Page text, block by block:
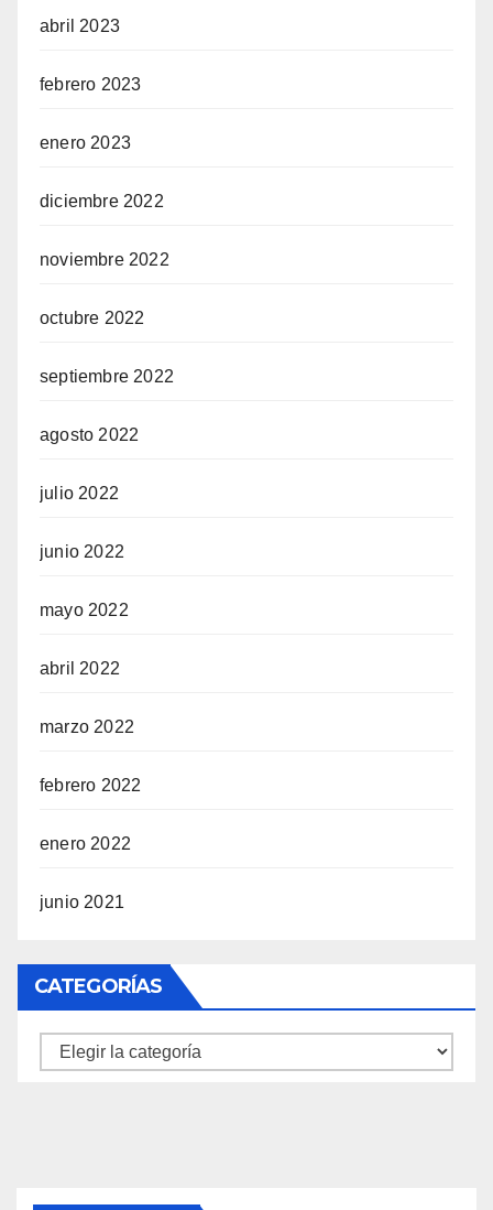
abril 2023
febrero 2023
enero 2023
diciembre 2022
noviembre 2022
octubre 2022
septiembre 2022
agosto 2022
julio 2022
junio 2022
mayo 2022
abril 2022
marzo 2022
febrero 2022
enero 2022
junio 2021
CATEGORÍAS
Categorías